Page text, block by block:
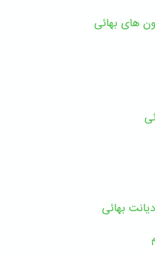
های بهائی
بهائی